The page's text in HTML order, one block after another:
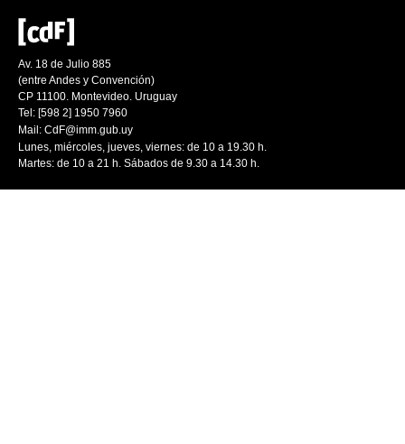
Av. 18 de Julio 885
(entre Andes y Convención)
CP 11100. Montevideo. Uruguay
Tel: [598 2] 1950 7960
Mail: CdF@imm.gub.uy
Lunes, miércoles, jueves, viernes: de 10 a 19.30 h.
Martes: de 10 a 21 h. Sábados de 9.30 a 14.30 h.